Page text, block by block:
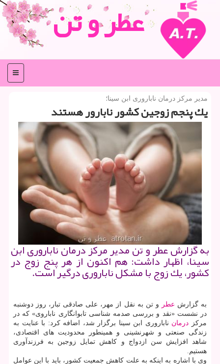
عطر و تن
منو
مدیر مركز درمان ناباروری ابن سینا؛
یك پنجم زوجین كشور نابارور هستند
به گزارش عطر و تن مدیر مركز درمان ناباروری ابن
سینا، اظهار داشت: هم اكنون از هر پنج زوج در
كشور، یك زوج با مشكل ناباروری درگیر است.
به گزارش عطر
و تن به نقل از مهر، علی صادقی تبار، روز دوشنبه
در نشست «نقد و بررسی صدمه شناسی تابوانگاری ناباروی» كه در
مركز درمان ناباروری ابن سینا برگزار شد، اضافه كرد: با عنایت به
زندگی صنعتی و شهرنشینی و همینطور محدودیت های اقتصادی،
شاهد افزایش سن ازدواج و كاهش تمایل زوجین به فرزندآوری
هستیم.
وی با اشاره به اینكه به علت كاهش جمعیت كشور، باید با این عوامل